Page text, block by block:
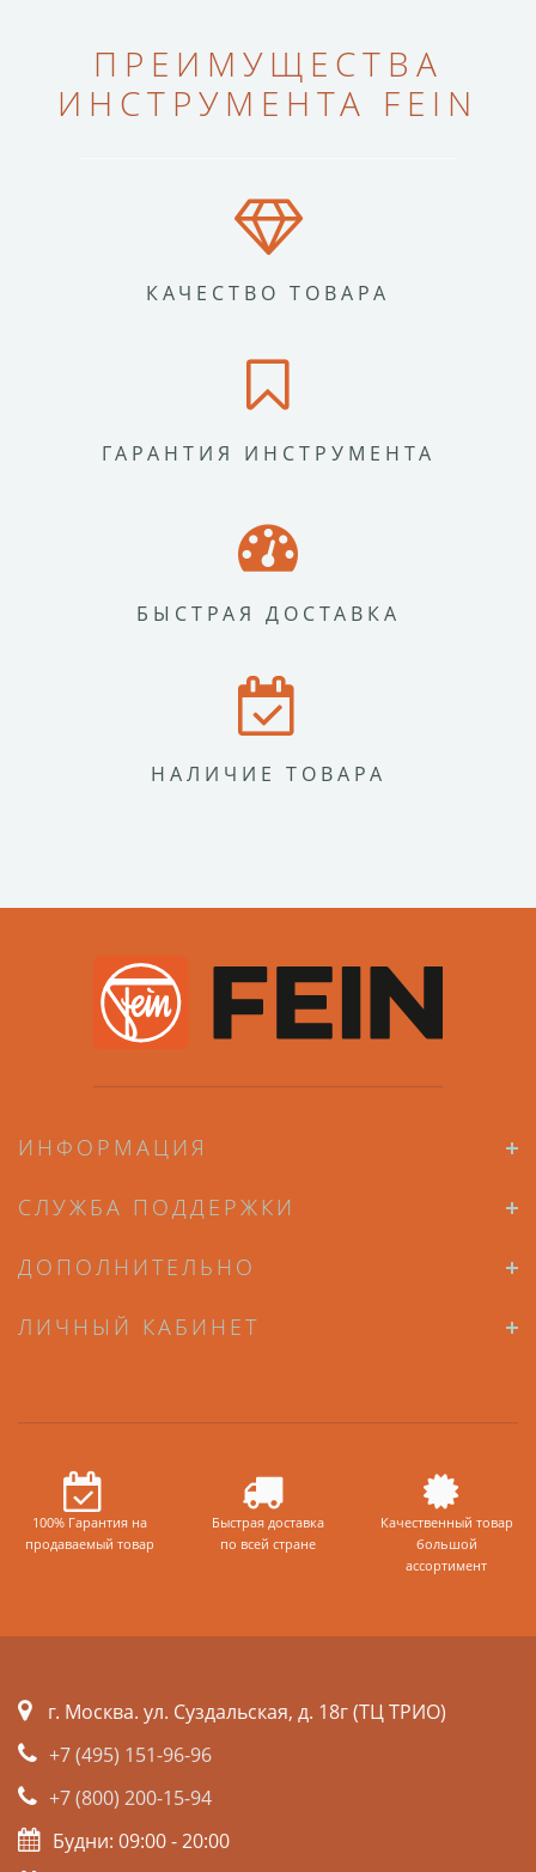
ПРЕИМУЩЕСТВА
ИНСТРУМЕНТА FEIN
КАЧЕСТВО ТОВАРА
ГАРАНТИЯ ИНСТРУМЕНТА
БЫСТРАЯ ДОСТАВКА
НАЛИЧИЕ ТОВАРА
ИНФОРМАЦИЯ
СЛУЖБА ПОДДЕРЖКИ
ДОПОЛНИТЕЛЬНО
ЛИЧНЫЙ КАБИНЕТ
100% Гарантия на
продаваемый товар
Быстрая доставка
по всей стране
Качественный товар
большой
ассортимент
г. Москва. ул. Суздальская, д. 18г (ТЦ ТРИО)
+7 (495) 151-96-96
+7 (800) 200-15-94
Будни: 09:00 - 20:00